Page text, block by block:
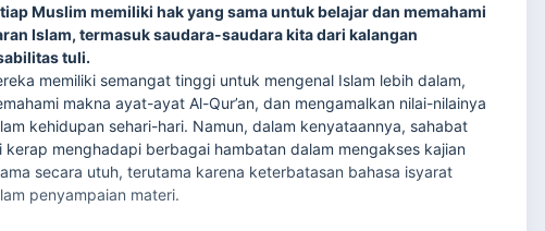
Muslim memiliki hak yang sama untuk belajar dan memahami
Islam, termasuk saudara-saudara kita dari kalangan
tuli.
memiliki semangat tinggi untuk mengenal Islam lebih dalam,
makna ayat-ayat Al-Qur’an, dan mengamalkan nilai-nilainya
kehidupan sehari-hari. Namun, dalam kenyataannya, sahabat
kerap menghadapi berbagai hambatan dalam mengakses kajian
secara utuh, terutama karena keterbatasan bahasa isyarat
penyampaian materi.